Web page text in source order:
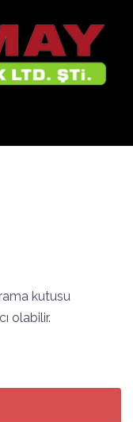
kutusu
olabilir.